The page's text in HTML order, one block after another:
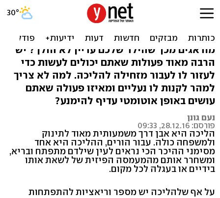
הילד עוד לא הולך? הפעולות
מודאגים מכך שהילד שלכם עדיין לא הולך? יש
הרבה מאוד פעולות שאתם יכולים לעשות כדי
לעזור לו לעבור מזחילה להליכה. למה לא צריך
למהר לקנות לו נעליים ומאיזו פעולה שאתם
עושים באופן אוטומטי עדיף להימנע?
נעם גונן
פורסם: 28.12.16, 09:33
הליכה היא אבן דרך משמעותית מאוד לתינוק
ולמשפחה כולה. עבור הורים, ההליכה היא אחד
מסימני ההיכר הכי נראים לעין שילדם מתפתח ובריא,
ומשחרר אותם מהמעמסה הפיזית של לשאת אותו
בידיים או בעגלה לכל מקום.
על אף שלהליכה יש מספר וריאציות להתפתחות